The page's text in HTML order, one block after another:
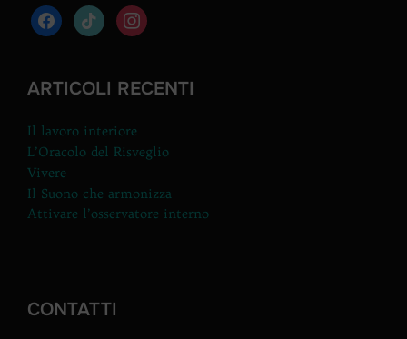
facebooktiktok instagram
ARTICOLI RECENTI
Il lavoro interiore
L’Oracolo del Risveglio
Vivere
Il Suono che armonizza
Attivare l’osservatore interno
CONTATTI